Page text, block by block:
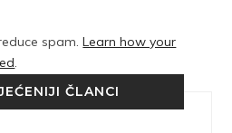
spam.Learn how your
ČLANCI